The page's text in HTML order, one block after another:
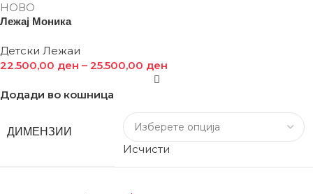
НОВО
Лежај Моника
Детски Лежаи
22.500,00 ден – 25.500,00 ден
Додади во кошница
ДИМЕНЗИИ
Исчисти